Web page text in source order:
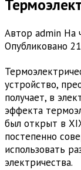
Автор admin На
Опубликовано
устройство,
получает, в
эффекта
был открыт в
постепенно
использовать
электричества.